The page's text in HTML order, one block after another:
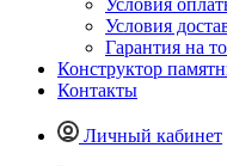
Условия
Условия
Гарантия на
Конструктор
Контакты
Личный кабинет